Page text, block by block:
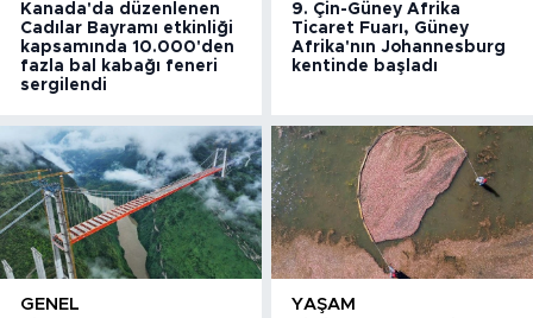
Kanada'da düzenlenen
Cadılar Bayramı etkinliği
kapsamında 10.000'den
fazla bal kabağı feneri
sergilendi
9. Çin-Güney Afrika
Ticaret Fuarı, Güney
Afrika'nın Johannesburg
kentinde başladı
GENEL YAŞAM